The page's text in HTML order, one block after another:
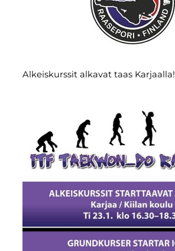
Alkeiskurssit alkavat taas Karjaalla!